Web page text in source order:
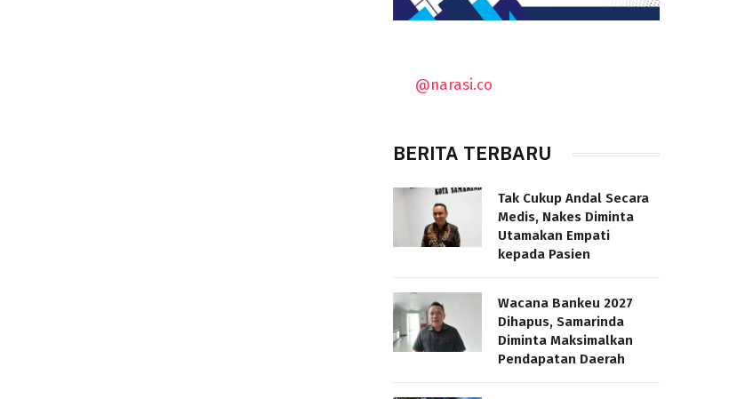
@narasi.co
BERITA TERBARU
Tak Cukup Andal Secara
Medis, Nakes Diminta
Utamakan Empati
kepada Pasien
Wacana Bankeu 2027
Dihapus, Samarinda
Diminta Maksimalkan
Pendapatan Daerah